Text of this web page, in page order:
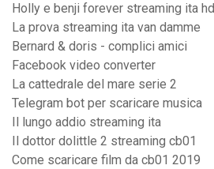
Holly e benji forever streaming ita hd
La prova streaming ita van damme
Bernard & doris - complici amici
Facebook video converter
La cattedrale del mare serie 2
Telegram bot per scaricare musica
Il lungo addio streaming ita
Il dottor dolittle 2 streaming cb01
Come scaricare film da cb01 2019